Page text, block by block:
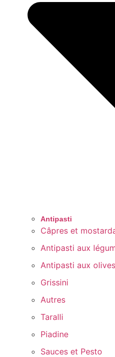
Antipasti
Câpres et
Antipasti aux
Antipasti aux olives
Grissini
Autres
Taralli
Piadine
Sauces et Pesto